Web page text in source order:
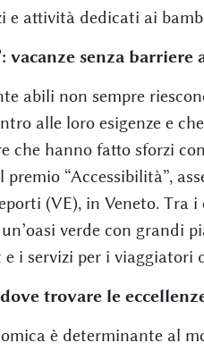
e attività dedicati ai
vacanze senza
abili non sempre
alle loro esigenze e
che hanno fatto sforzi
“Accessibilità”,
(VE), in Veneto. Tra
verde con grandi
i servizi per i viaggiatori
trovare le
è determinante al